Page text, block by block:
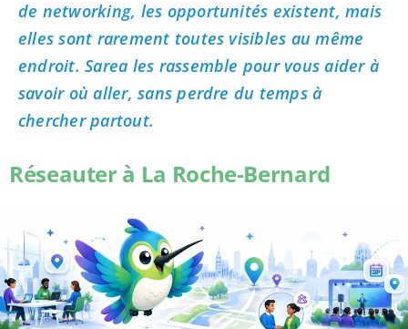
de networking, les opportunités existent, mais
elles sont rarement toutes visibles au même
endroit. Sarea les rassemble pour vous aider à
savoir où aller, sans perdre du temps à
chercher partout.
Réseauter à La Roche-Bernard